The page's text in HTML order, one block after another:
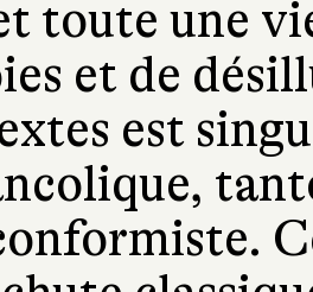
toute une
et de
est